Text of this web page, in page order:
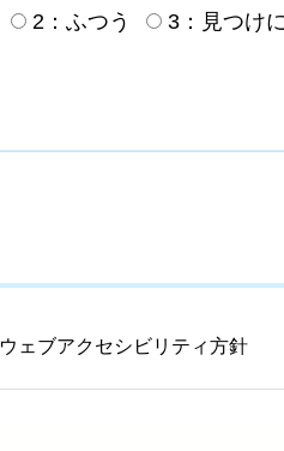
2：ふつう 3：見つけ
ウェブアクセシビリティ方針